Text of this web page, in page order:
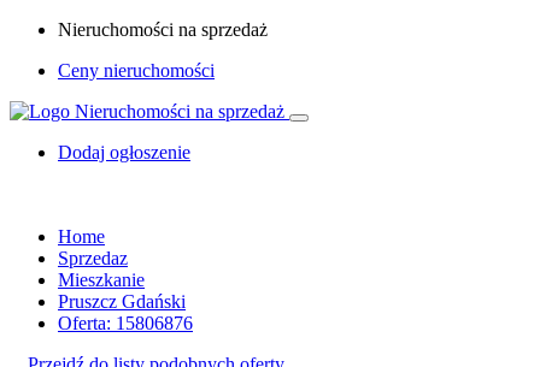
Nieruchomości na sprzedaż
Ceny nieruchomości
Dodaj ogłoszenie
Home
Sprzedaz
Mieszkanie
Pruszcz Gdański
Oferta: 15806876